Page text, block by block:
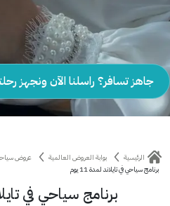
جاهز تسافر؟ راسلنا الآن ونجهز
الرئيسية بوابة العروض العالمية عروض
برنامج سياحي في تايلاند لمدة 11 يوم
برنامج سياحي في تايلاند